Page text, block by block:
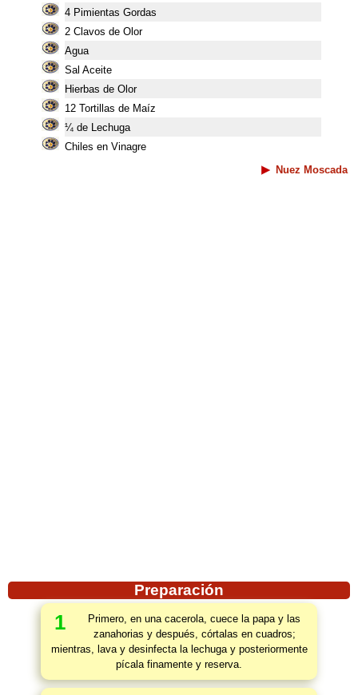
4 Pimientas Gordas
2 Clavos de Olor
Agua
Sal Aceite
Hierbas de Olor
12 Tortillas de Maíz
¼ de Lechuga
Chiles en Vinagre
Nuez Moscada
Preparación
1
Primero, en una cacerola, cuece la papa y las
zanahorias y después, córtalas en cuadros;
mientras, lava y desinfecta la lechuga y posteriormente
pícala finamente y reserva.